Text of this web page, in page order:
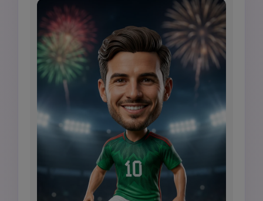
fotografia di prodotto da collezione lusso.